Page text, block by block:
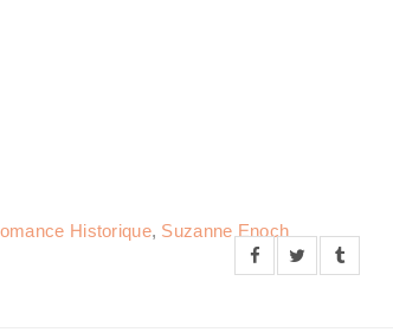
Historique, Suzanne Enoch